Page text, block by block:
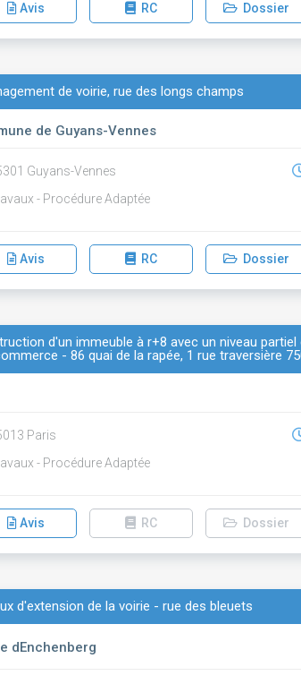
Avis RC Dossier
de voirie, rue des longs champs
de Guyans-Vennes
Guyans-Vennes
- Procédure Adaptée
Avis RC Dossier
d'un immeuble à r+8 avec un niveau
- 86 quai de la rapée, 1 rue traversière
Paris
- Procédure Adaptée
Avis RC Dossier
d'extension de la voirie - rue des bleuets
dEnchenberg